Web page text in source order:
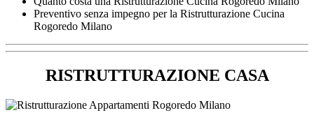
Preventivo senza impegno per la Ristrutturazione Cucina
Rogoredo Milano
RISTRUTTURAZIONE CASA